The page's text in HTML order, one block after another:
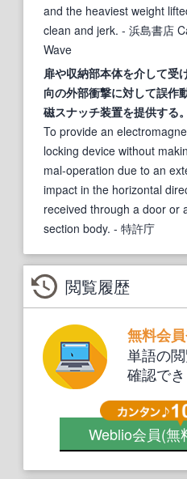
and the heaviest weight
clean and jerk. - 浜島書店
Wave
扉や収納部本体を介して受
向の外部衝撃に対して誤作
磁スナッチ装置を提供する。
To provide an
locking device without
mal-operation due to an
impact in the horizontal
received through a door or
section body. - 特許庁
閲覧履歴
無料会
単語の
確認でき
Weblio会員(無